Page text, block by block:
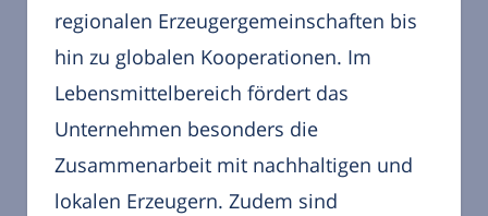
regionalen Erzeugergemeinschaften bis
hin zu globalen Kooperationen. Im
Lebensmittelbereich fördert das
Unternehmen besonders die
Zusammenarbeit mit nachhaltigen und
lokalen Erzeugern. Zudem sind